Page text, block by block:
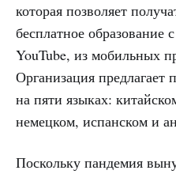
которая позволяет
бесплатное
YouTube, из мобильных
Организация предлагает
на пяти языках:
немецком, испанском и
Поскольку пандемия